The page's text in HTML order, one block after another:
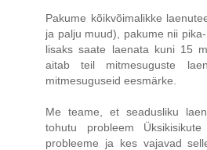
Pakume kõikvõimalikke
ja palju muud), pakume nii
lisaks saate laenata kuni 15
aitab teil mitmesuguste
mitmesuguseid eesmärke.
Me teame, et seadusliku
tohutu probleem
probleeme ja kes vajavad